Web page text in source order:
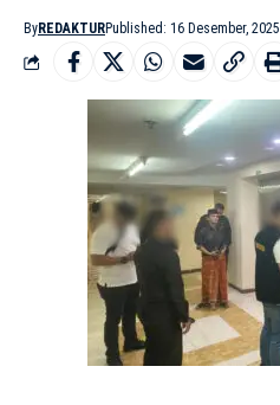
ByREDAKTURPublished: 16 Desember, 2025